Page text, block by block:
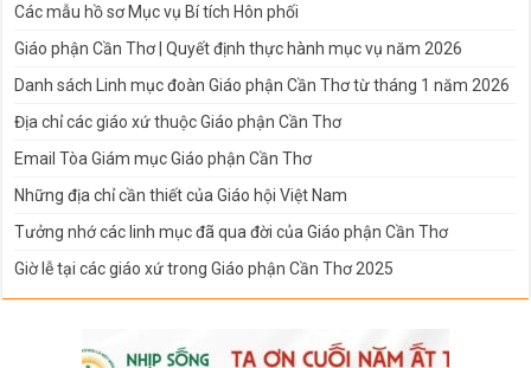
Các mẫu hồ sơ Mục vụ Bí tích Hôn phối
Giáo phận Cần Thơ | Quyết định thực hành mục vụ năm 2026
Danh sách Linh mục đoàn Giáo phận Cần Thơ từ tháng 1 năm 2026
Địa chỉ các giáo xứ thuộc Giáo phận Cần Thơ
Email Tòa Giám mục Giáo phận Cần Thơ
Những địa chỉ cần thiết của Giáo hội Việt Nam
Tưởng nhớ các linh mục đã qua đời của Giáo phận Cần Thơ
Giờ lễ tại các giáo xứ trong Giáo phận Cần Thơ 2025